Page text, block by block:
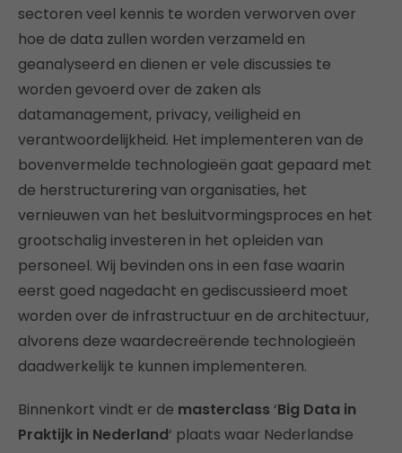
sectoren veel kennis te worden verworven over
hoe de data zullen worden verzameld en
geanalyseerd en dienen er vele discussies te
worden gevoerd over de zaken als
datamanagement, privacy, veiligheid en
verantwoordelijkheid. Het implementeren van de
bovenvermelde technologieën gaat gepaard met
de herstructurering van organisaties, het
vernieuwen van het besluitvormingsproces en het
grootschalig investeren in het opleiden van
personeel. Wij bevinden ons in een fase waarin
eerst goed nagedacht en gediscussieerd moet
worden over de infrastructuur en de architectuur,
alvorens deze waardecreërende technologieën
daadwerkelijk te kunnen implementeren.
Binnenkort vindt er de masterclass ‘Big Data in
Praktijk in Nederland‘ plaats waar Nederlandse